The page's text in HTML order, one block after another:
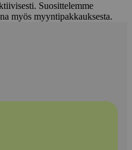
Suosittelemme
myös myyntipakkauksesta.